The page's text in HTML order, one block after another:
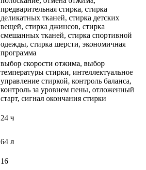
предварительная стирка, стирка
деликатных тканей, стирка детских
вещей, стирка джинсов, стирка
смешанных тканей, стирка спортивной
одежды, стирка шерсти, экономичная
программа
выбор скорости отжима, выбор
температуры стирки, интеллектуальное
управление стиркой, контроль баланса,
контроль за уровнем пены, отложенный
старт, сигнал окончания стирки
24 ч
64 л
16